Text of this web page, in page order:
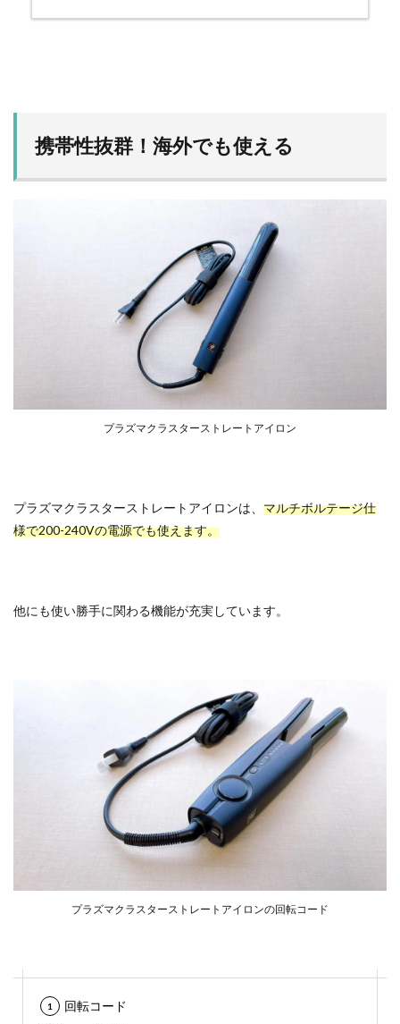
携帯性抜群！海外でも使える
プラズマクラスターストレートアイロン
プラズマクラスターストレートアイロンは、 マルチボルテージ仕
様で200-240Vの電源でも使えます。
他にも使い勝手に関わる機能が充実しています。
プラズマクラスターストレートアイロンの回転コード
回転コード